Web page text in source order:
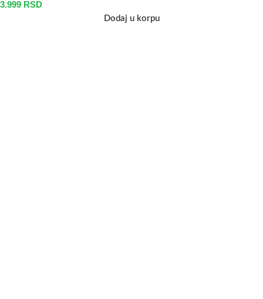
3.999 RSD
Dodaj u korpu